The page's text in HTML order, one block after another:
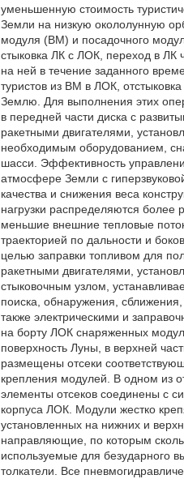
уменьшенную стоимость
Земли на низкую окололунную
модуля (ВМ) и посадочного
стыковка ЛК с ЛОК, переход в ЛК
на ней в течение заданного
туристов из ВМ в ЛОК,
Землю. Для выполнения этих
в передней части диска с
ракетными двигателями,
необходимым оборудованием,
шасси. Эффективность
атмосфере Земли с
качества и снижения веса
нагрузки распределяются более
меньшие внешние тепловые
траекторией по дальности и
целью заправки топливом для
ракетными двигателями,
стыковочным узлом,
поиска, обнаружения,
также электрическими и
на борту ЛОК снаряженных
поверхность Луны, в верхней
размещены отсеки
крепления модулей. В одном из
элементы отсеков соединены с
корпуса ЛОК. Модули жестко
установленных на нижних и
направляющие, по которым
используемые для безударного
толкатели. Все